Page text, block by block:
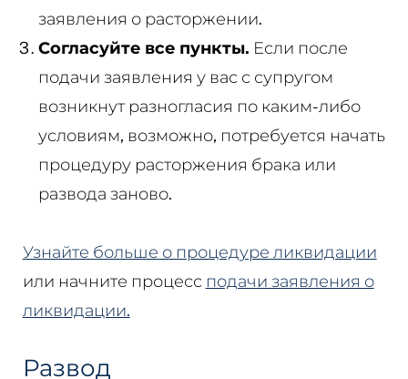
заявления о расторжении.
Согласуйте все пункты. Если после
подачи заявления у вас с супругом
возникнут разногласия по каким-либо
условиям, возможно, потребуется начать
процедуру расторжения брака или
развода заново.
Узнайте больше о процедуре ликвидации
или начните процесс подачи заявления о
ликвидации.
Развод